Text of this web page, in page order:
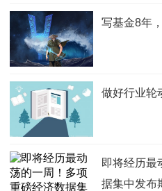
写基金8年
做好行业轮
即将经历最
据集中发布